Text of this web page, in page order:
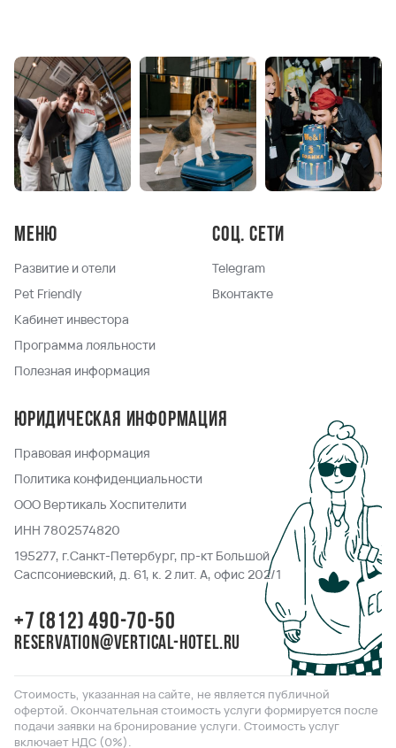
Меню
Развитие и отели
Pet Friendly
Кабинет инвестора
Программа лояльности
Полезная информация
Соц. сети
Telegram
Вконтакте
Юридическая информация
Правовая информация
Политика конфиденциальности
ООО Вертикаль Хоспителити
ИНН 7802574820
195277, г.Санкт-Петербург, пр-кт Большой
Саспсониевский, д. 61, к. 2 лит. А, офис 202/1
+7 (812) 490-70-50
reservation@vertical-hotel.ru
Стоимость, указанная на сайте, не является публичной
офертой. Окончательная стоимость услуги формируется после
подачи заявки на бронирование услуги. Стоимость услуг
включает НДС (0%).